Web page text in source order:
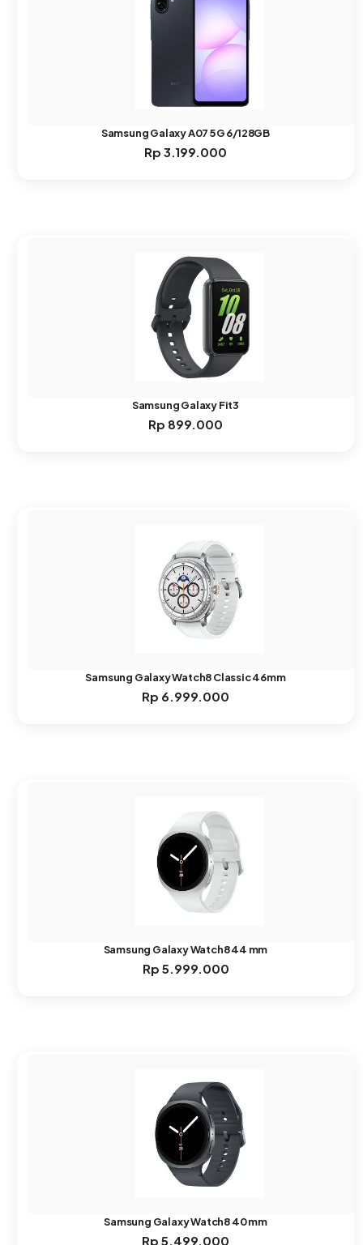
Samsung Galaxy A07 5G 6/128GB
Rp 3.199.000
Samsung Galaxy Fit3
Rp 899.000
Samsung Galaxy Watch8 Classic 46mm
Rp 6.999.000
Samsung Galaxy Watch8 44 mm
Rp 5.999.000
Samsung Galaxy Watch8 40 mm
Rp 5.499.000